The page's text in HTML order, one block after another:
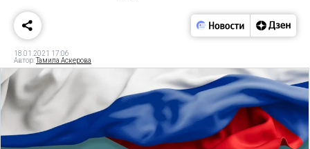
18.01.2021 17:06
Автор:Тамила Аскерова